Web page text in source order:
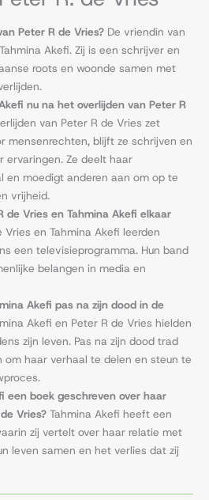
Peter R de Vries? De vriendin van
Akefi. Zij is een schrijver en
roots en woonde samen met
nu na het overlijden van Peter R
van Peter R de Vries zet
mensenrechten, blijft ze schrijven en
ervaringen. Ze deelt haar
en moedigt anderen aan om op te
vrijheid.
de Vries en Tahmina Akefi elkaar
Vries en Tahmina Akefi leerden
een televisieprogramma. Hun band
belangen in media en
Akefi pas na zijn dood in de
Akefi en Peter R de Vries hielden
zijn leven. Pas na zijn dood trad
om haar verhaal te delen en steun te
een boek geschreven over haar
Vries? Tahmina Akefi heeft een
zij vertelt over haar relatie met
leven samen en het verlies dat zij